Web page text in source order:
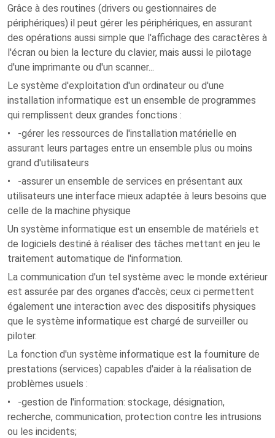
Grâce à des routines (drivers ou gestionnaires de
périphériques) il peut gérer les périphériques, en assurant
des opérations aussi simple que l'affichage des caractères à
l'écran ou bien la lecture du clavier, mais aussi le pilotage
d'une imprimante ou d'un scanner...
Le système d'exploitation d'un ordinateur ou d'une
installation informatique est un ensemble de programmes
qui remplissent deux grandes fonctions :
• -gérer les ressources de l'installation matérielle en
assurant leurs partages entre un ensemble plus ou moins
grand d'utilisateurs
• -assurer un ensemble de services en présentant aux
utilisateurs une interface mieux adaptée à leurs besoins que
celle de la machine physique
Un système informatique est un ensemble de matériels et
de logiciels destiné à réaliser des tâches mettant en jeu le
traitement automatique de l'information.
La communication d'un tel système avec le monde extérieur
est assurée par des organes d'accès; ceux ci permettent
également une interaction avec des dispositifs physiques
que le système informatique est chargé de surveiller ou
piloter.
La fonction d'un système informatique est la fourniture de
prestations (services) capables d'aider à la réalisation de
problèmes usuels :
• -gestion de l'information: stockage, désignation,
recherche, communication, protection contre les intrusions
ou les incidents;